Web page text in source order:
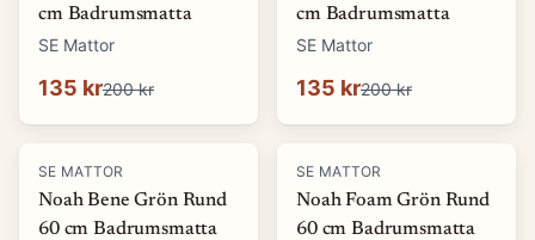
cm Badrumsmatta
SE Mattor
135 kr200 kr
cm Badrumsmatta
SE Mattor
135 kr200 kr
-33%
SE MATTOR
Noah Bene Grön Rund
60 cm Badrumsmatta
-33%
SE MATTOR
Noah Foam Grön Rund
60 cm Badrumsmatta